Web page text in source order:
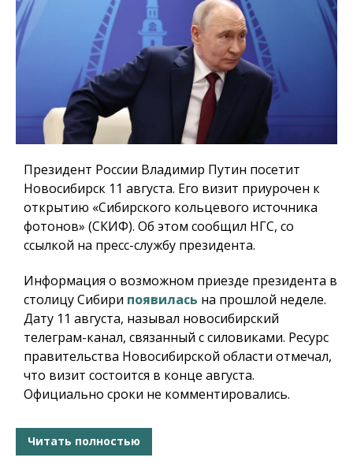
Президент России Владимир Путин посетит
Новосибирск 11 августа. Его визит приурочен к
открытию «Сибирского кольцевого источника
фотонов» (СКИФ). Об этом сообщил НГС, со
ссылкой на пресс-службу президента.
Информация о возможном приезде президента в
столицу Сибири появилась на прошлой неделе.
Дату 11 августа, называл новосибирский
телеграм-канал, связанный с силовиками. Ресурс
правительства Новосибирской области отмечал,
что визит состоится в конце августа.
Официально сроки не комментировались.
Читать полностью